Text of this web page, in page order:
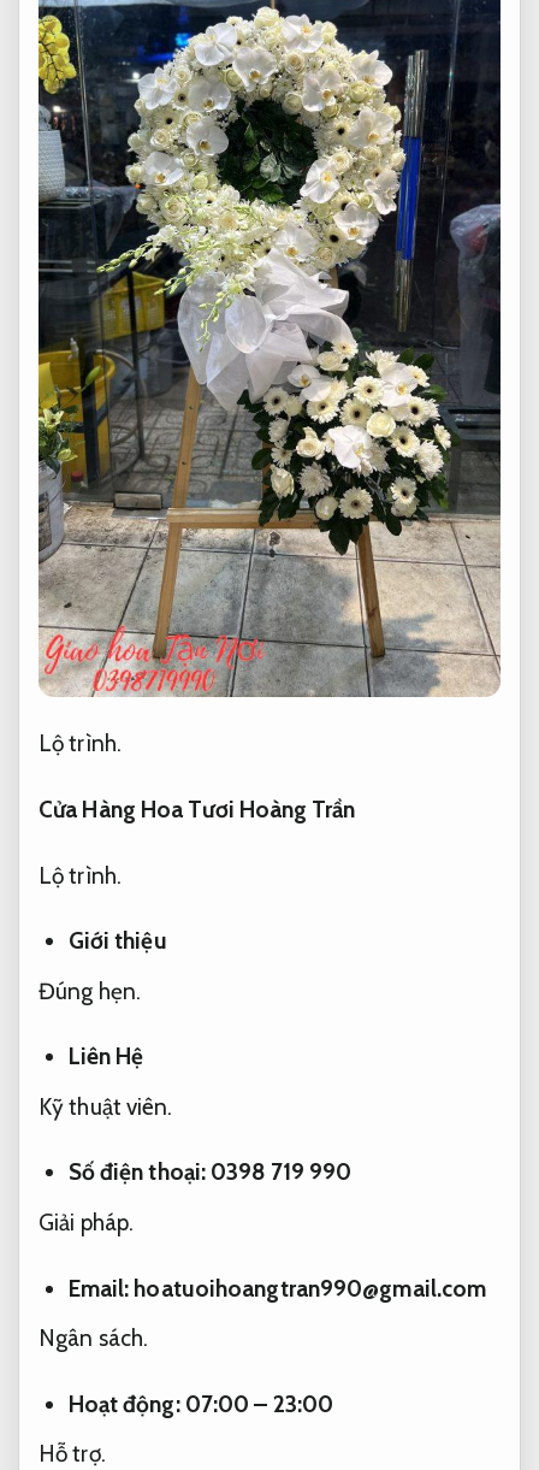
Lộ trình.
Cửa Hàng Hoa Tươi Hoàng Trần
Lộ trình.
Giới thiệu
Đúng hẹn.
Liên Hệ
Kỹ thuật viên.
Số điện thoại: 0398 719 990
Giải pháp.
Email: hoatuoihoangtran990@gmail.com
Ngân sách.
Hoạt động: 07:00 – 23:00
Hỗ trợ.